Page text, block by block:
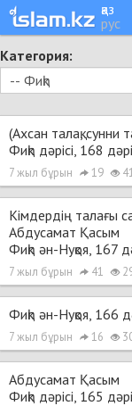
қаз
рус
Категория:
(Ахсан талақ, сунни
Фиқһ дәрісі, 168
7 жыл бұрын 19
Кімдердің талағы
Абдусамат Қасым
Фиқһ ән-Нуқоя, 167
7 жыл бұрын 41
Фиқһ ән-Нуқоя, 166
7 жыл бұрын 16
Абдусамат Қасым
Фиқһ дәрісі, 165